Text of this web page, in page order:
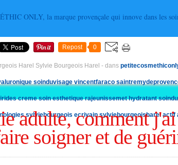
Repost 0
Harel Sylvie Bourgeois Harel - dans
soinduvisage vincentfaraco
creme soin esthetique rajeunissemet hydratant
sylviebourgeois ecrivain sylviebourgeoisharel actif
adulte, comment j'ai
soigner et de